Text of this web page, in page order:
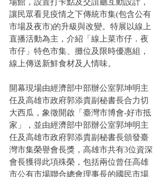
場館，設置打卡點及交誼廳互動設計，
讓民眾看見疫情之下傳統市集(包含公有
市場及夜市)的升級與改變。特展以線上
直播活動為主，介紹「線上菜市仔．夜
市仔」特色市集、攤位及限時優惠組，
線上傳送新鮮食材及人情味。
開幕現場由經濟部中部辦公室郭坤明主
任及高雄市政府郭添貴副秘書長合力切
大西瓜，象徵開啟「臺灣市博會-好市抵
家」，並由經濟部中部辦公室郭坤明主
任及高雄市政府郭添貴副秘書長頒發臺
灣市集榮譽會長獎，高雄市共有3位資深
會長獲得此項殊榮，包括兩位曾任高雄
市公有市場聯合總會理事長的國民市場